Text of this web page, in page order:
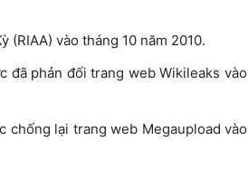
vào tháng 10 năm 2010.
đã phản đối trang web Wikileaks vào
chống lại trang web Megaupload vào